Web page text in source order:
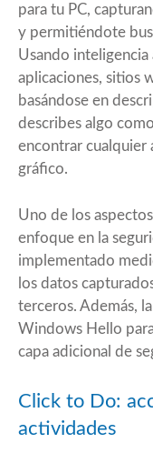
para tu PC,
y permitiéndote
Usando
aplicaciones, sitios
basándose en
describes algo
encontrar cualquier
gráfico.
Uno de los
enfoque en la
implementado
los datos
terceros. Además,
Windows Hello
capa adicional de
Click to Do:
actividades